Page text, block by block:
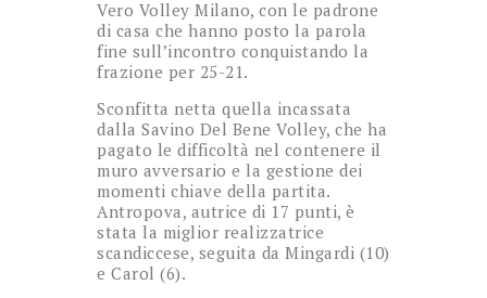
Vero Volley Milano, con le padrone
di casa che hanno posto la parola
fine sull’incontro conquistando la
frazione per 25-21.
Sconfitta netta quella incassata
dalla Savino Del Bene Volley, che ha
pagato le difficoltà nel contenere il
muro avversario e la gestione dei
momenti chiave della partita.
Antropova, autrice di 17 punti, è
stata la miglior realizzatrice
scandiccese, seguita da Mingardi (10)
e Carol (6).